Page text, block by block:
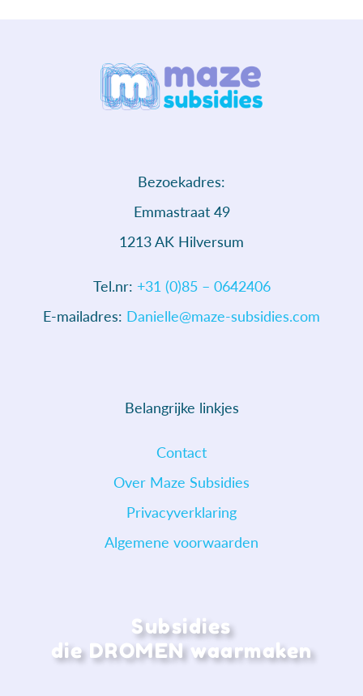
Bezoekadres:
Emmastraat 49
1213 AK Hilversum
Tel.nr: +31 (0)85 – 0642406
E-mailadres: Danielle@maze-subsidies.com
Belangrijke linkjes
Contact
Over Maze Subsidies
Privacyverklaring
Algemene voorwaarden
Subsidies
die DROMEN waarmaken